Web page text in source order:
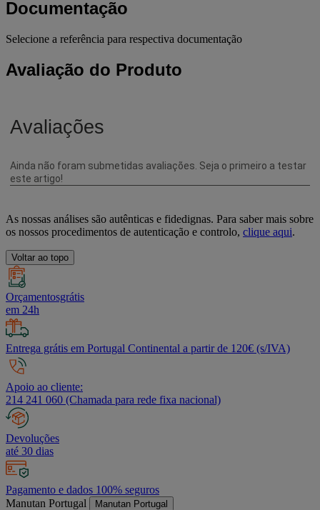
Documentação
Selecione a referência para respectiva documentação
Avaliação do Produto
As nossas análises são autênticas e fidedignas. Para saber mais sobre
os nossos procedimentos de autenticação e controlo, clique aqui.
Voltar ao topo
Orçamentosgrátis
em 24h
Entrega grátis em Portugal Continental a partir de 120€ (s/IVA)
Apoio ao cliente:
214 241 060 (Chamada para rede fixa nacional)
Devoluções
até 30 dias
Pagamento e dados 100% seguros
Manutan Portugal
Manutan Portugal